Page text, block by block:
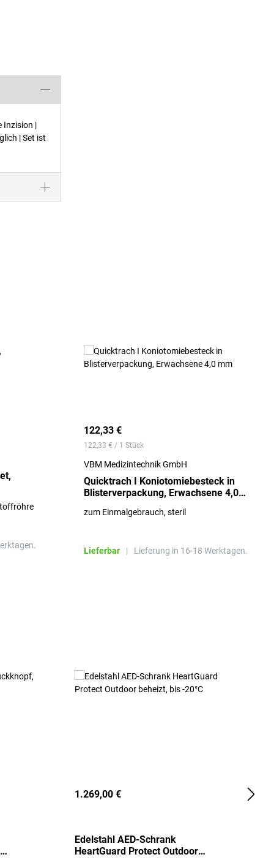
Inzision |
| Set ist
122,33 €
122,33 € / 1 Stück
VBM Medizintechnik GmbH
Quicktrach I Koniotomiebesteck in
Blisterverpackung, Erwachsene 4,0
zum Einmalgebrauch, steril
Lieferbar | Lieferung in 16-18 Werktagen.
1.269,00 €
Edelstahl AED-Schrank
HeartGuard Protect Outdoor